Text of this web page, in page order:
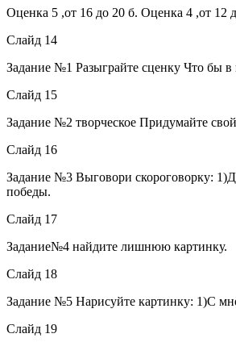
Оценка 5 ,от 16 до 20 б. Оценка 4 ,от 12
Слайд 14
Задание №1 Разыграйте сценку Что бы
Слайд 15
Задание №2 творческое Придумайте
Слайд 16
Задание №3 Выговори скороговорку:
победы.
Слайд 17
Задание№4 найдите лишнюю картинку.
Слайд 18
Задание №5 Нарисуйте картинку: 1)С
Слайд 19